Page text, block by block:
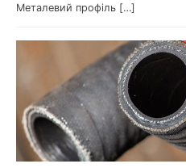
Металевий профіль […]